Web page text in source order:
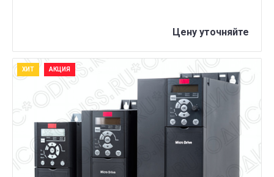
Цену уточняйте
ХИТ АКЦИЯ
ПОДРОБНЕЕ